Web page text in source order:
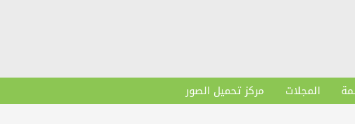
المجلات مركز تحميل الصور